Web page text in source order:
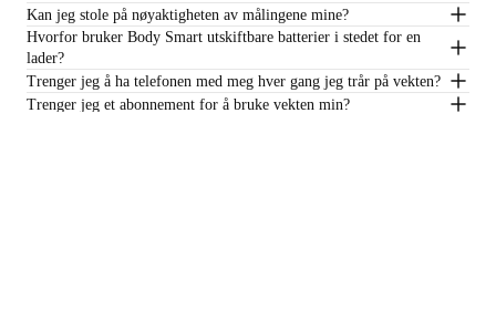
Kan jeg stole på nøyaktigheten av målingene mine?
Hvorfor bruker Body Smart utskiftbare batterier i stedet for en
lader?
Trenger jeg å ha telefonen med meg hver gang jeg trår på vekten?
Trenger jeg et abonnement for å bruke vekten min?